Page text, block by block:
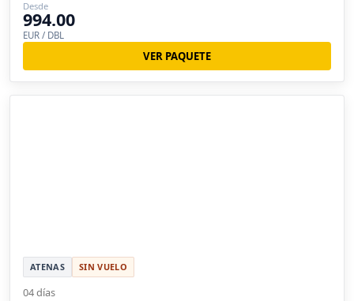
Desde
994.00
EUR / DBL
VER PAQUETE
ATENAS SIN VUELO
04 días